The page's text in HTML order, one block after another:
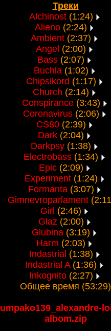
Треки
Alchinost(1:24)
Alieno (2:24)
Ambient (2:37)
Angel (2:00)
Bass (2:07)
Buchla(1:02)
Chipsikord (1:17)
Church (2:14)
Conspirance(3:43)
Coronavirus(2:06)
CS80(2:39)
Dark (2:04)
Darkpsy (1:38)
Electrobass (1:34)
Epic(2:09)
Experiment(1:24)
Formanta(3:07)
Gimnevroparlament
Girl (2:46)
Glaz(2:00)
Glubina (3:19)
Harm (2:03)
Indastrial (1:38)
Indastrial A(1:36)
Inkognito(2:27)
Общее время (53:29)
umpako139_alexandre-
albom.zip